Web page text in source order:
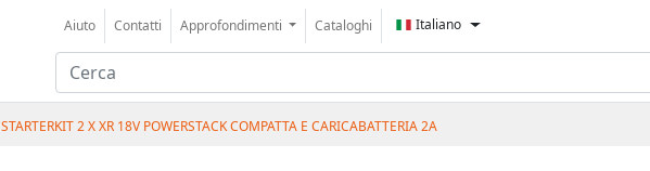
Aiuto Contatti Approfondimenti Cataloghi Italiano
STARTERKIT 2 X XR 18V POWERSTACK COMPATTA E CARICABATTERIA 2A